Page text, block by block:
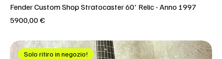
Fender Custom Shop Stratocaster 60' Relic - Anno 1997
Prezzo
5900,00 €
Solo ritiro in negozio!